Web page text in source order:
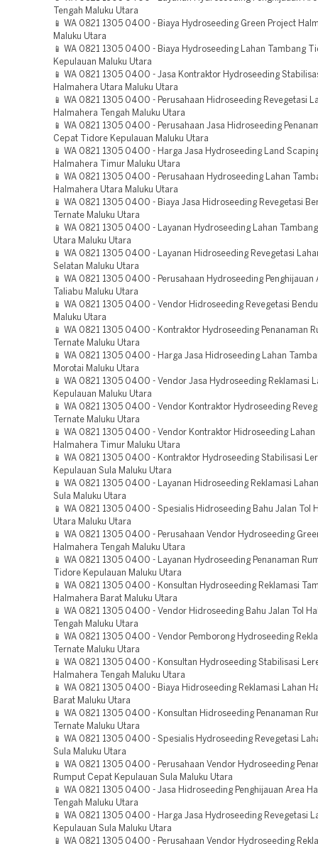
Tengah Maluku Utara
📱 WA 0821 1305 0400 - Biaya Hydroseeding Green Project
Maluku Utara
📱 WA 0821 1305 0400 - Biaya Hydroseeding Lahan Tambang
Kepulauan Maluku Utara
📱 WA 0821 1305 0400 - Jasa Kontraktor Hydroseeding
Halmahera Utara Maluku Utara
📱 WA 0821 1305 0400 - Perusahaan Hidroseeding Revegetasi
Halmahera Tengah Maluku Utara
📱 WA 0821 1305 0400 - Perusahaan Jasa Hidroseeding
Cepat Tidore Kepulauan Maluku Utara
📱 WA 0821 1305 0400 - Harga Jasa Hydroseeding Land
Halmahera Timur Maluku Utara
📱 WA 0821 1305 0400 - Perusahaan Hydroseeding Lahan
Halmahera Utara Maluku Utara
📱 WA 0821 1305 0400 - Biaya Jasa Hidroseeding Revegetasi
Ternate Maluku Utara
📱 WA 0821 1305 0400 - Layanan Hydroseeding Lahan
Utara Maluku Utara
📱 WA 0821 1305 0400 - Layanan Hidroseeding Revegetasi
Selatan Maluku Utara
📱 WA 0821 1305 0400 - Perusahaan Hydroseeding Penghijauan
Taliabu Maluku Utara
📱 WA 0821 1305 0400 - Vendor Hidroseeding Revegetasi
Maluku Utara
📱 WA 0821 1305 0400 - Kontraktor Hydroseeding Penanaman
Ternate Maluku Utara
📱 WA 0821 1305 0400 - Harga Jasa Hidroseeding Lahan
Morotai Maluku Utara
📱 WA 0821 1305 0400 - Vendor Jasa Hydroseeding Reklamasi
Kepulauan Maluku Utara
📱 WA 0821 1305 0400 - Vendor Kontraktor Hydroseeding
Ternate Maluku Utara
📱 WA 0821 1305 0400 - Vendor Kontraktor Hidroseeding Lahan
Halmahera Timur Maluku Utara
📱 WA 0821 1305 0400 - Kontraktor Hydroseeding Stabilisasi
Kepulauan Sula Maluku Utara
📱 WA 0821 1305 0400 - Layanan Hidroseeding Reklamasi
Sula Maluku Utara
📱 WA 0821 1305 0400 - Spesialis Hidroseeding Bahu Jalan Tol
Utara Maluku Utara
📱 WA 0821 1305 0400 - Perusahaan Vendor Hydroseeding
Halmahera Tengah Maluku Utara
📱 WA 0821 1305 0400 - Layanan Hydroseeding Penanaman
Tidore Kepulauan Maluku Utara
📱 WA 0821 1305 0400 - Konsultan Hydroseeding Reklamasi
Halmahera Barat Maluku Utara
📱 WA 0821 1305 0400 - Vendor Hidroseeding Bahu Jalan Tol
Tengah Maluku Utara
📱 WA 0821 1305 0400 - Vendor Pemborong Hydroseeding
Ternate Maluku Utara
📱 WA 0821 1305 0400 - Konsultan Hydroseeding Stabilisasi
Halmahera Tengah Maluku Utara
📱 WA 0821 1305 0400 - Biaya Hidroseeding Reklamasi Lahan
Barat Maluku Utara
📱 WA 0821 1305 0400 - Konsultan Hidroseeding Penanaman
Ternate Maluku Utara
📱 WA 0821 1305 0400 - Spesialis Hydroseeding Revegetasi
Sula Maluku Utara
📱 WA 0821 1305 0400 - Perusahaan Vendor Hydroseeding
Rumput Cepat Kepulauan Sula Maluku Utara
📱 WA 0821 1305 0400 - Jasa Hidroseeding Penghijauan Area
Tengah Maluku Utara
📱 WA 0821 1305 0400 - Harga Jasa Hydroseeding Revegetasi
Kepulauan Sula Maluku Utara
📱 WA 0821 1305 0400 - Perusahaan Vendor Hydroseeding